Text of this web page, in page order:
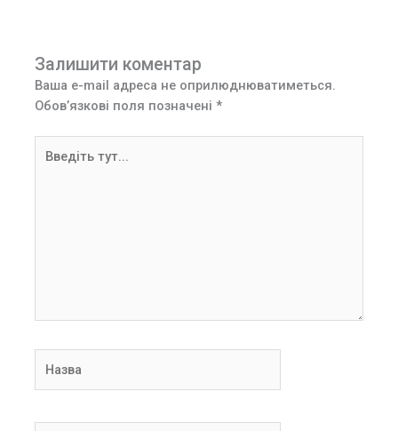
Залишити коментар
Ваша e-mail адреса не оприлюднюватиметься.
Обов’язкові поля позначені*
тут...